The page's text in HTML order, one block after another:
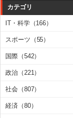
カテゴリ
IT・科学（166）
スポーツ（55）
国際（542）
政治（221）
社会（807）
経済（80）